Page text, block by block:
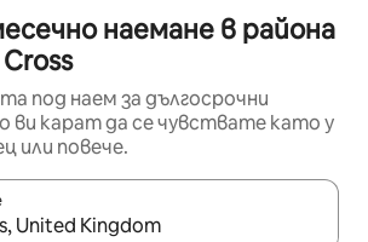
наемане в района
под наем за дългосрочни
ви карат да се чувствате като у
или повече.
се покажат, използвайте